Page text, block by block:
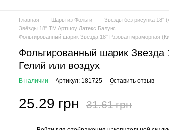
Главная Шары из Фольги Звезды без рисунка 18"
Звёзды 18" ТМ Артшоу Латекс Балунс
Фольгированный шарик Звезда 18" Розовая мраморная
Фольгированный шарик
Гелий или воздух
В наличии Артикул: 181725 Оставить отзыв
25.29 грн 31.61 грн